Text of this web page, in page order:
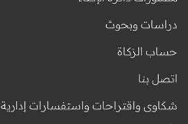
دراسات وبحوث
حساب الزكاة
اتصل بنا
شكاوى واقتراحات واستفسارات إدارية